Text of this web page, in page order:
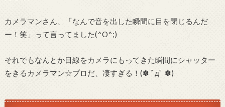
カメラマンさん、「なんで音を出した瞬間に目を閉じるんだ
ー！笑」って言ってました(^O^;)
それでもなんとか目線をカメラにもってきた瞬間にシャッター
をきるカメラマン☆プロだ、凄すぎる！(✽ ﾟдﾟ ✽)